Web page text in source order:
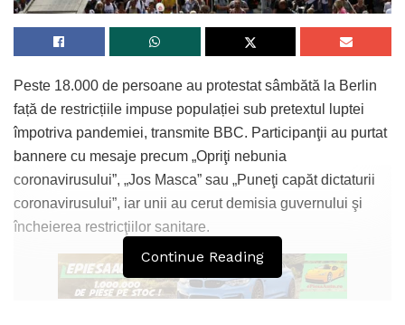
Peste 18.000 de persoane au protestat sâmbătă la Berlin
față de restricțiile impuse populației sub pretextul luptei
împotriva pandemiei, transmite BBC. Participanţii au purtat
bannere cu mesaje precum „Opriţi nebunia
coronavirusului”, „Jos Masca” sau „Puneţi capăt dictaturii
coronavirusului”, iar unii au cerut demisia guvernului şi
încheierea restricţiilor sanitare.
Continue Reading